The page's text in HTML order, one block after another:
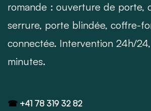
romande : ouverture de porte,
serrure, porte blindée, coffre-
connectée. Intervention 24h/
minutes.
☎ +41 78 319 32 82